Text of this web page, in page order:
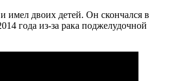
имел двоих детей. Он скончался в
года из-за рака поджелудочной